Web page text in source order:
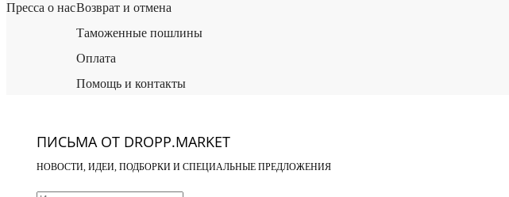
Пресса о насВозврат и отмена
Таможенные пошлины
Оплата
Помощь и контакты
ПИСЬМА ОТ DROPP.MARKET
НОВОСТИ, ИДЕИ, ПОДБОРКИ И СПЕЦИАЛЬНЫЕ ПРЕДЛОЖЕНИЯ